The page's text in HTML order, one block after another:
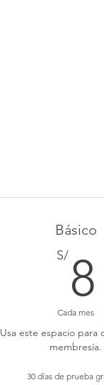
Básico
S/ 8
Cada mes
Usa este espacio para
membresía.
30 días de prueba